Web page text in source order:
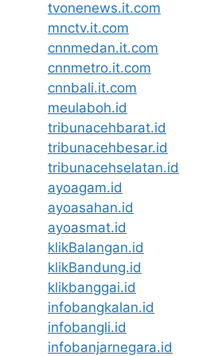
tvonenews.it.com
mnctv.it.com
cnnmedan.it.com
cnnmetro.it.com
cnnbali.it.com
meulaboh.id
tribunacehbarat.id
tribunacehbesar.id
tribunacehselatan.id
ayoagam.id
ayoasahan.id
ayoasmat.id
klikBalangan.id
klikBandung.id
klikbanggai.id
infobangkalan.id
infobangli.id
infobanjarnegara.id